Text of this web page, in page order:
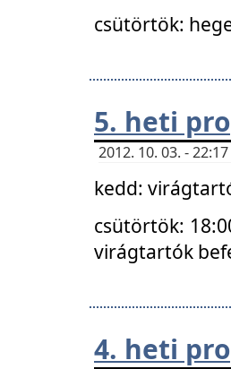
csütörtök:
5. heti
2012. 10. 03. -
kedd:
csütörtök:
virágtartók
4. heti